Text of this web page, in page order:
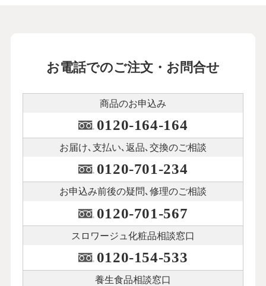
お電話でのご注文・お問合せ
商品のお申込み
0120-164-164
お届け､支払い､ 返品､交換のご相談
0120-701-234
お申込み前後の疑問､修理のご相談
0120-701-567
スロワージュ化粧品相談窓口
0120-154-533
養生食品相談窓口